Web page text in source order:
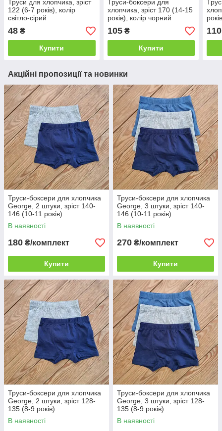
Труси для хлопчика, зріст
122 (6-7 років), колір
світло-сірий
48 ₴
Купити
Труси-боксери для
хлопчика, зріст 170 (14-15
років), колір чорний
105₴
Купити
110
Акційні пропозиції та новинки
Труси-боксери для хлопчика
George, 2 штуки, зріст 140-
146 (10-11 років)
В наявності
180 ₴/комплект
Купити
Труси-боксери для хлопчика
George, 3 штуки, зріст 140-
146 (10-11 років)
В наявності
270 ₴/комплект
Купити
Труси-боксери для хлопчика
George, 2 штуки, зріст 128-
135 (8-9 років)
В наявності
Труси-боксери для хлопчика
George, 3 штуки, зріст 128-
135 (8-9 років)
В наявності